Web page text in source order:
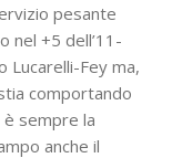
pesante
nel +5 dell’11-
Lucarelli-Fey ma,
comportando
sempre la
anche il